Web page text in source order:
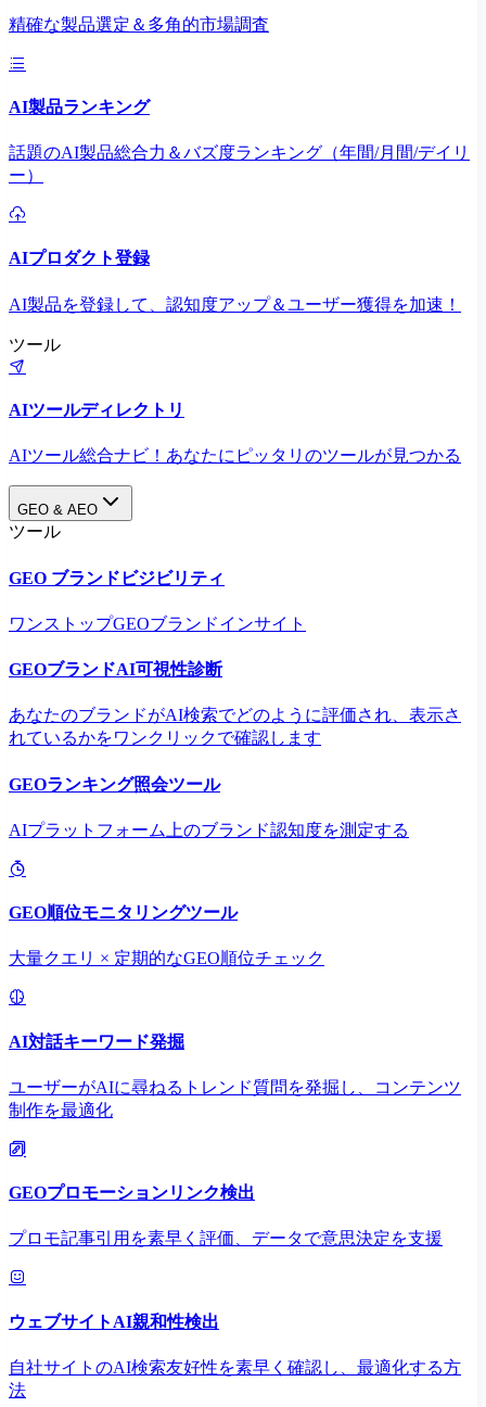
精確な製品選定＆多角的市場調査
AI製品ランキング
話題のAI製品総合力＆バズ度ランキング（年間/月間/デイリ
ー）
AIプロダクト登録
AI製品を登録して、認知度アップ＆ユーザー獲得を加速！
ツール
AIツールディレクトリ
AIツール総合ナビ！あなたにピッタリのツールが見つかる
GEO & AEO
ツール
GEO ブランドビジビリティ
ワンストップGEOブランドインサイト
GEOブランドAI可視性診断
あなたのブランドがAI検索でどのように評価され、表示さ
れているかをワンクリックで確認します
GEOランキング照会ツール
AIプラットフォーム上のブランド認知度を測定する
GEO順位モニタリングツール
大量クエリ × 定期的なGEO順位チェック
AI対話キーワード発掘
ユーザーがAIに尋ねるトレンド質問を発掘し、コンテンツ
制作を最適化
GEOプロモーションリンク検出
プロモ記事引用を素早く評価、データで意思決定を支援
ウェブサイトAI親和性検出
自社サイトのAI検索友好性を素早く確認し、最適化する方
法